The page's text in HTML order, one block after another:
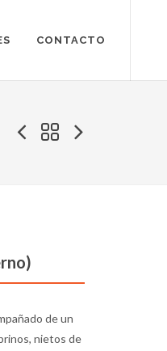
CONTACTO
de un
nietos de